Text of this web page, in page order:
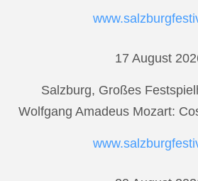
17 August
Salzburg, Großes
Wolfgang Amadeus Mozart: